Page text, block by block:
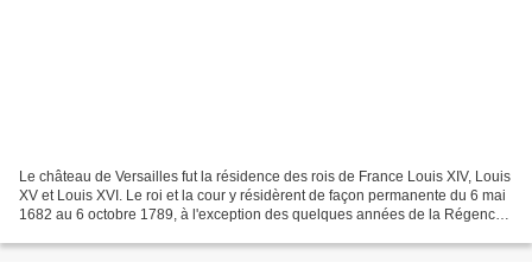
Le château de Versailles fut la résidence des rois de France Louis XIV, Louis
XV et Louis XVI. Le roi et la cour y résidèrent de façon permanente du 6 mai
1682 au 6 octobre 1789, à l'exception des quelques années de la Régence.